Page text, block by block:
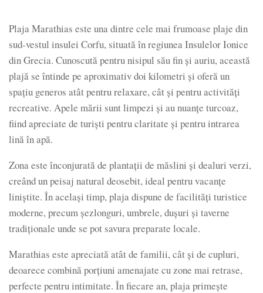
Plaja Marathias este una dintre cele mai frumoase plaje din
sud-vestul insulei Corfu, situată în regiunea Insulelor Ionice
din Grecia. Cunoscută pentru nisipul său fin și auriu, această
plajă se întinde pe aproximativ doi kilometri și oferă un
spațiu generos atât pentru relaxare, cât și pentru activități
recreative. Apele mării sunt limpezi și au nuanțe turcoaz,
fiind apreciate de turiști pentru claritate și pentru intrarea
lină în apă.
Zona este înconjurată de plantații de măslini și dealuri verzi,
creând un peisaj natural deosebit, ideal pentru vacanțe
liniștite. În același timp, plaja dispune de facilități turistice
moderne, precum șezlonguri, umbrele, dușuri și taverne
tradiționale unde se pot savura preparate locale.
Marathias este apreciată atât de familii, cât și de cupluri,
deoarece combină porțiuni amenajate cu zone mai retrase,
perfecte pentru intimitate. În fiecare an, plaja primește